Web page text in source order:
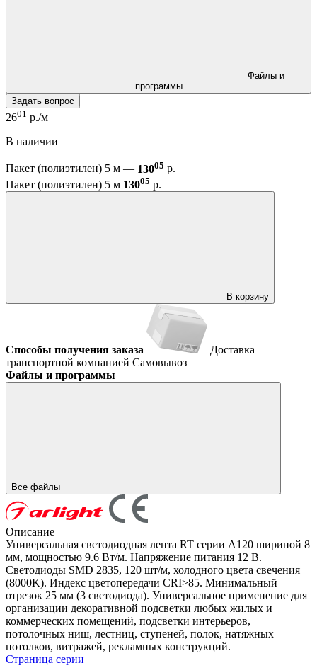
программы
Задать вопрос
2601 р./м
В наличии
Пакет (полиэтилен) 5 м — 13005 р.
Пакет (полиэтилен) 5 м 13005 р.
В корзину
Способы получения заказа
Доставка
транспортной компанией Самовывоз
Файлы и программы
Все файлы
Описание
Универсальная светодиодная лента RT серии A120 шириной 8
мм, мощностью 9.6 Вт/м. Напряжение питания 12 В.
Светодиоды SMD 2835, 120 шт/м, холодного цвета свечения
(8000K). Индекс цветопередачи CRI>85. Минимальный
отрезок 25 мм (3 светодиода). Универсальное применение для
организации декоративной подсветки любых жилых и
коммерческих помещений, подсветки интерьеров,
потолочных ниш, лестниц, ступеней, полок, натяжных
потолков, витражей, рекламных конструкций.
Страница серии